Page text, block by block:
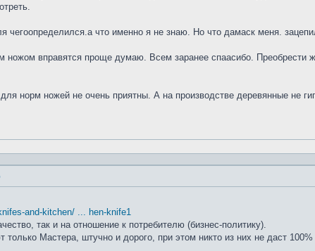
что именно я не знаю. Но что дамаск меня.
ножом вправятся проще думаю. Всем заранее спаасибо.
норм ножей не очень приятны. А на производстве деревянные не
and-kitchen/ ... hen-knife1
так и на отношение к потребителю (бизнес-политику).
Мастера, штучно и дорого, при этом никто из них не даст